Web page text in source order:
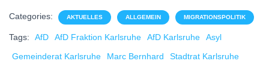
Categories: AKTUELLES ALLGEMEIN MIGRATIONSPOLITIK
Tags: AfD AfD Fraktion Karlsruhe AfD Karlsruhe
Asyl
Gemeinderat Karlsruhe
Marc Bernhard Stadtrat Karlsruhe